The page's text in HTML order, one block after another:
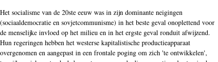
Het socialisme van de 20ste eeuw was in zijn dominante neigingen
(sociaaldemocratie en sovjetcommunisme) in het beste geval onoplettend voor
de menselijke invloed op het milieu en in het ergste geval ronduit afwijzend.
Hun regeringen hebben het westerse kapitalistische productieapparaat
overgenomen en aangepast in een frontale poging om zich 'te ontwikkelen',